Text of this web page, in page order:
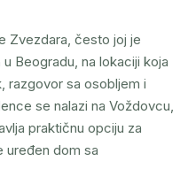
Zvezdara, često joj je
Beogradu, na lokaciji koja
razgovor sa osobljem i
se nalazi na Voždovcu,
praktičnu opciju za
uređen dom sa